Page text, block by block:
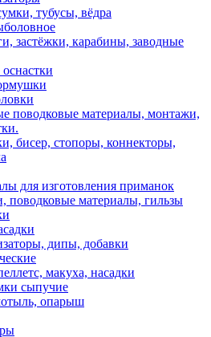
тубусы, вёдра
застёжки, карабины, заводные
поводковые материалы, монтажи,
бисер, стопоры, коннекторы,
для изготовления приманок
поводковые материалы, гильзы
дипы, добавки
макуха, насадки
сыпучие
опарыш